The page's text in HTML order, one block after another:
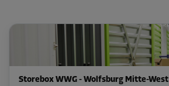
B: 2,8m
-15%
Storebox WWG - Wolfsburg Mitte-West